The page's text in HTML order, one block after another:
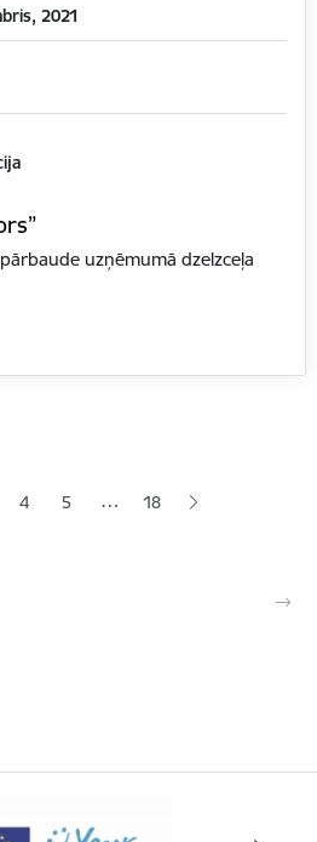
2021
uzņēmumā dzelzceļa
Lapa
4 Lapa
5 … 18